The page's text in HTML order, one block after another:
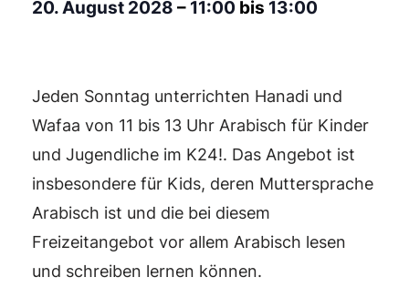
20. August 2028 – 11:00 bis 13:00
Jeden Sonntag unterrichten Hanadi und
Wafaa von 11 bis 13 Uhr Arabisch für Kinder
und Jugendliche im K24!. Das Angebot ist
insbesondere für Kids, deren Muttersprache
Arabisch ist und die bei diesem
Freizeitangebot vor allem Arabisch lesen
und schreiben lernen können.